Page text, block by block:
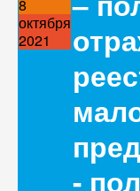
8
октября
2021
-